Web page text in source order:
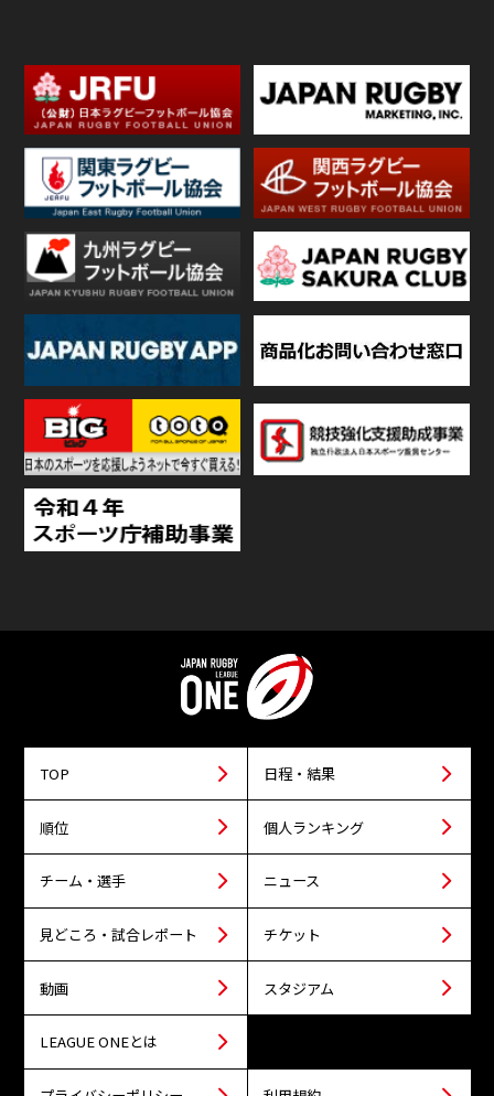
TOP 日程・結果
順位 個人ランキング
チーム・選手 ニュース
見どころ・試合レポート チケット
動画 スタジアム
LEAGUE ONEとは